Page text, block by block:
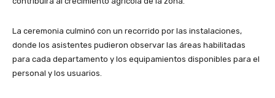
La ceremonia culminó con un recorrido por las instalaciones,
donde los asistentes pudieron observar las áreas habilitadas
para cada departamento y los equipamientos disponibles para el
personal y los usuarios.